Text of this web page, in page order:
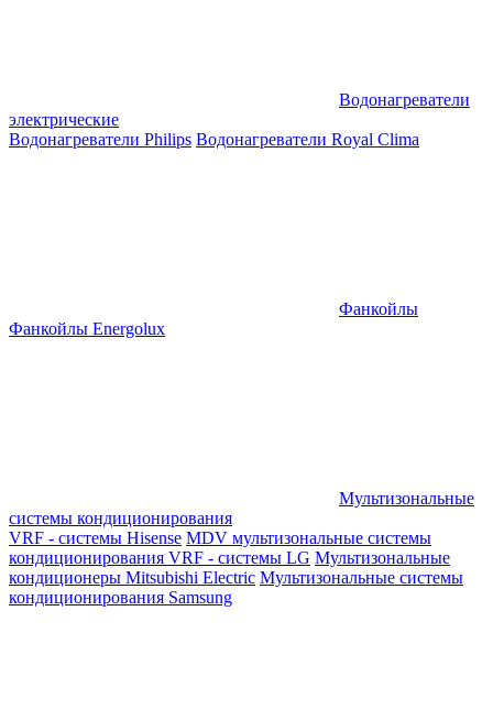
Водонагреватели
электрические
Водонагреватели Philips Водонагреватели Royal Clima
Фанкойлы
Фанкойлы Energolux
Мультизональные
системы кондиционирования
VRF - системы Hisense MDV мультизональные системы
кондиционирования VRF - системы LG Мультизональные
кондиционеры Mitsubishi Electric Мультизональные системы
кондиционирования Samsung